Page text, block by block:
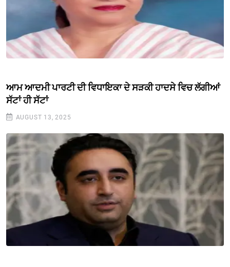
ਆਮ ਆਦਮੀ ਪਾਰਟੀ ਦੀ ਵਿਧਾਇਕਾ ਦੇ ਸੜਕੀ ਹਾਦਸੇ ਵਿਚ ਲੱਗੀਆਂ
ਸੱਟਾਂ ਹੀ ਸੱਟਾਂ
AUGUST 13, 2025